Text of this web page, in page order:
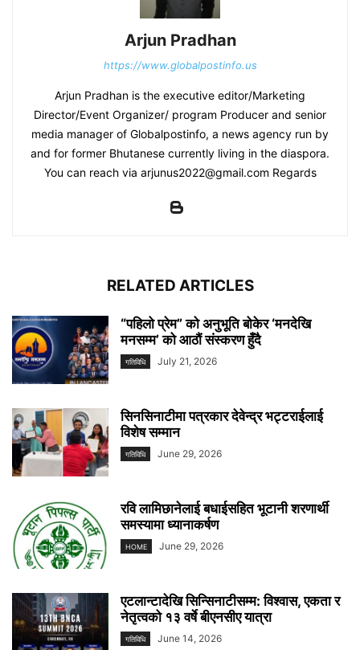
Arjun Pradhan
https://www.globalpostinfo.us
Arjun Pradhan is the executive editor/Marketing
Director/Event Organizer/ program Producer and senior
media manager of Globalpostinfo, a news agency run by
and for former Bhutanese currently living in the diaspora.
You can reach via arjunus2022@gmail.com Regards
RELATED ARTICLES
“पहिलो प्रेम” को अनुभूति बोकेर ‘मनदेखि
मनसम्म’ को आठौं संस्करण हुँदै
गतिविधि July 21, 2026
सिनसिनाटीमा पत्रकार देवेन्द्र भट्टराईलाई
विशेष सम्मान
गतिविधि June 29, 2026
रवि लामिछानेलाई बधाईसहित भूटानी शरणार्थी
समस्यामा ध्यानाकर्षण
HOME June 29, 2026
एटलान्टादेखि सिन्सिनाटीसम्म: विश्वास, एकता र
नेतृत्वको १३ वर्षे बीएनसीए यात्रा
गतिविधि June 14, 2026